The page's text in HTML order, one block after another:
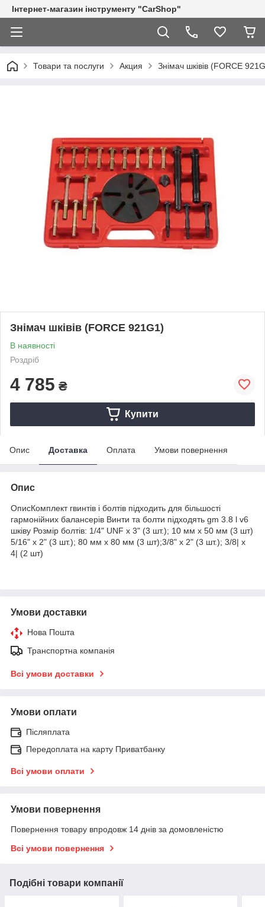
Інтернет-магазин інструменту "CarShop"
Товари та послуги Акция Знімач шківів (FORCE
Знімач шківів (FORCE 921G1)
В наявності
Роздріб
4 785 ₴
Купити
Опис Доставка Оплата Умови повернення
Опис
ОписКомплект гвинтів і болтів підходить для більшості
гармонійних балансерів Винти та болти підходять gm 3.8 l v6
шківу Розмір болтів: 1/4" UNF x 3" (3 шт.); 10 мм x 50 мм (3 шт)
5/16" x 2" (3 шт.); 80 мм x 80 мм (3 шт);3/8" x 2" (3 шт.); 3/8| x
4| (2 шт)
Умови доставки
Нова Пошта
Транспортна компанія
Всі умови доставки
Умови оплати
Післяплата
Передоплата на карту Приватбанку
Всі умови оплати
Умови повернення
Повернення товару впродовж 14 днів за домовленістю
Всі умови повернення
Подібні товари компанії